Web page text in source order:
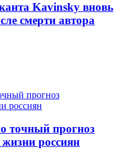
Kavinsky вновь
смерти автора
точный прогноз
россиян